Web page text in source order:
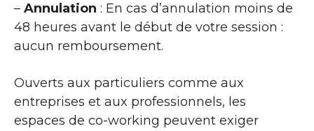
– Annulation : En cas d’annulation moins de
48 heures avant le début de votre session :
aucun remboursement.
Ouverts aux particuliers comme aux
entreprises et aux professionnels, les
espaces de co-working peuvent exiger